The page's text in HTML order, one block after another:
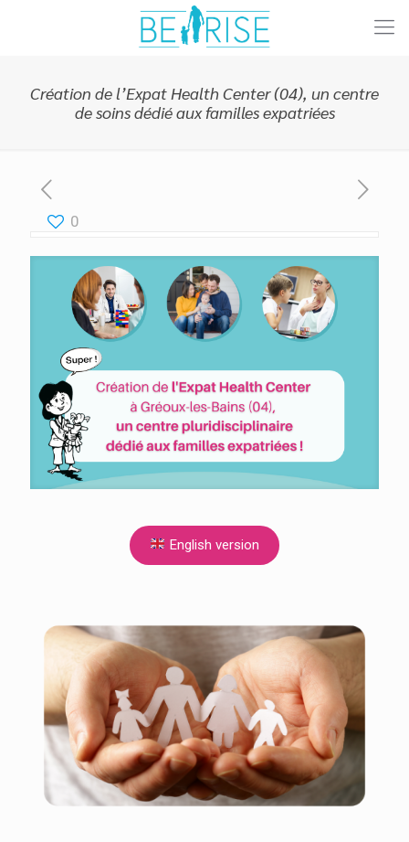
Création de l’Expat Health Center (04), un centre
de soins dédié aux familles expatriées
0
English version